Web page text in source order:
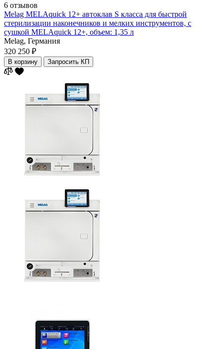
6 отзывов
Melag MELAquick 12+ автоклав S класса для быстрой
стерилизации наконечников и мелких инструментов, с
сушкой MELAquick 12+, объем: 1,35 л
Melag, Германия
320 250 ₽
В корзину Запросить КП